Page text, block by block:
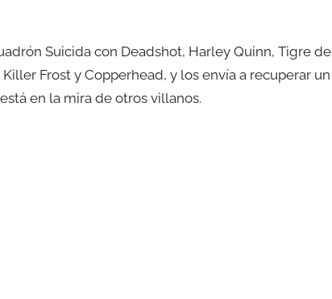
Suicida con Deadshot, Harley Quinn, Tigre de
Frost y Copperhead, y los envía a recuperar un
en la mira de otros villanos.